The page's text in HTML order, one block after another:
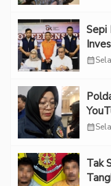
Sepi
calendar_month
calendar_month
Tak